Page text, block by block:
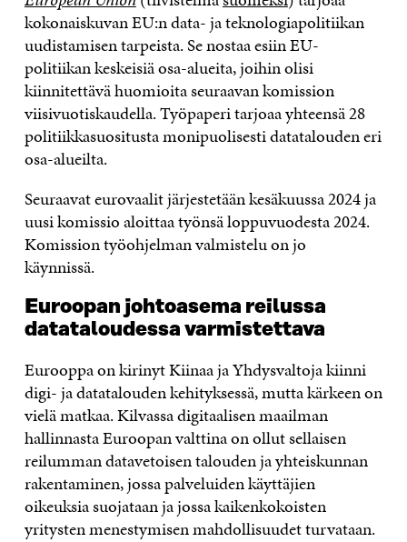
kokonaiskuvan EU:n data- ja teknologiapolitiikan
uudistamisen tarpeista. Se nostaa esiin EU-
politiikan keskeisiä osa-alueita, joihin olisi
kiinnitettävä huomioita seuraavan komission
viisivuotiskaudella. Työpaperi tarjoaa yhteensä 28
politiikkasuositusta monipuolisesti datatalouden eri
osa-alueilta.
Seuraavat eurovaalit järjestetään kesäkuussa 2024 ja
uusi komissio aloittaa työnsä loppuvuodesta 2024.
Komission työohjelman valmistelu on jo
käynnissä.
Euroopan johtoasema reilussa
datataloudessa varmistettava
Eurooppa on kirinyt Kiinaa ja Yhdysvaltoja kiinni
digi- ja datatalouden kehityksessä, mutta kärkeen on
vielä matkaa. Kilvassa digitaalisen maailman
hallinnasta Euroopan valttina on ollut sellaisen
reilumman datavetoisen talouden ja yhteiskunnan
rakentaminen, jossa palveluiden käyttäjien
oikeuksia suojataan ja jossa kaikenkokoisten
yritysten menestymisen mahdollisuudet turvataan.